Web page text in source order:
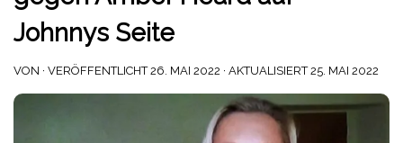
Johnnys Seite
VON · VERÖFFENTLICHT26. MAI 2022 · AKTUALISIERT25. MAI 2022